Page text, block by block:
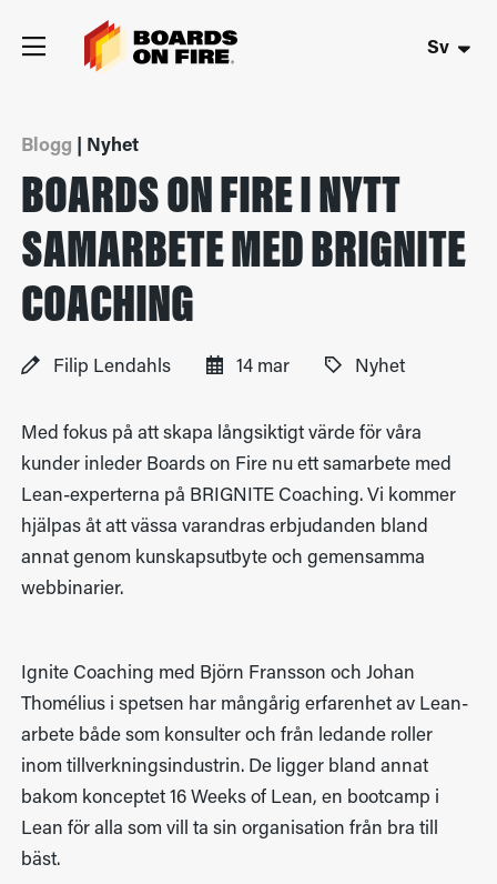
Sv
Blogg | Nyhet
BOARDS ON FIRE I NYTT
SAMARBETE MED BRIGNITE
COACHING
Filip Lendahls 14 mar Nyhet
Med fokus på att skapa långsiktigt värde för våra
kunder inleder Boards on Fire nu ett samarbete med
Lean-experterna på BRIGNITE Coaching. Vi kommer
hjälpas åt att vässa varandras erbjudanden bland
annat genom kunskapsutbyte och gemensamma
webbinarier.
Ignite Coaching med Björn Fransson och Johan
Thomélius i spetsen har mångårig erfarenhet av Lean-
arbete både som konsulter och från ledande roller
inom tillverkningsindustrin. De ligger bland annat
bakom konceptet 16 Weeks of Lean, en bootcamp i
Lean för alla som vill ta sin organisation från bra till
bäst.